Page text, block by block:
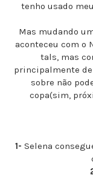
tenho usado
Mas mudando
aconteceu com o
tals, mas
principalmente
sobre não
copa(sim,
1- Selena